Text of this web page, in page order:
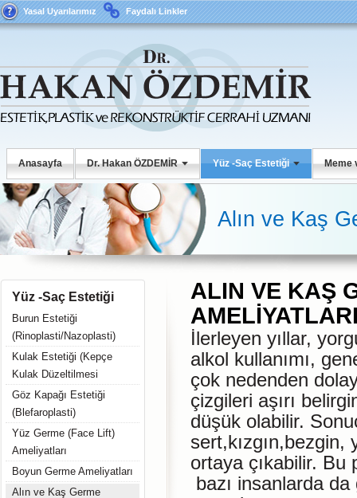
Yasal Uyarılarımız Faydalı Linkler
Anasayfa Dr. Hakan ÖZDEMİR Yüz -Saç Estetiği Meme
Alın ve Kaş
Yüz -Saç Estetiği
Burun Estetiği
(Rinoplasti/Nazoplasti)
Kulak Estetiği (Kepçe
Kulak Düzeltilmesi
Göz Kapağı Estetiği
(Blefaroplasti)
Yüz Germe (Face Lift)
Ameliyatları
Boyun Germe Ameliyatları
Alın ve Kaş Germe
ALIN VE KAŞ
İlerleyen yıllar,
alkol kullanımı,
çok nedenden
çizgileri aşırı
düşük olabilir.
sert,kızgın,bezgin,
ortaya çıkabilir. Bu
bazı insanlarda